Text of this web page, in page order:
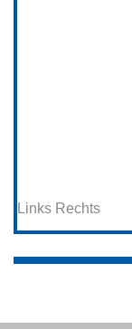
Links Rechts